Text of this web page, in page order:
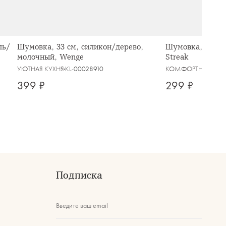
Шумовка, 33 см, силикон/дерево,
молочный, Wenge
УЮТНАЯ КУХНЯ KL-00028910
399 ₽
Шумовка, 33
Streak
КОМФОРТНАЯ
299 ₽
Подписка
Введите ваш email